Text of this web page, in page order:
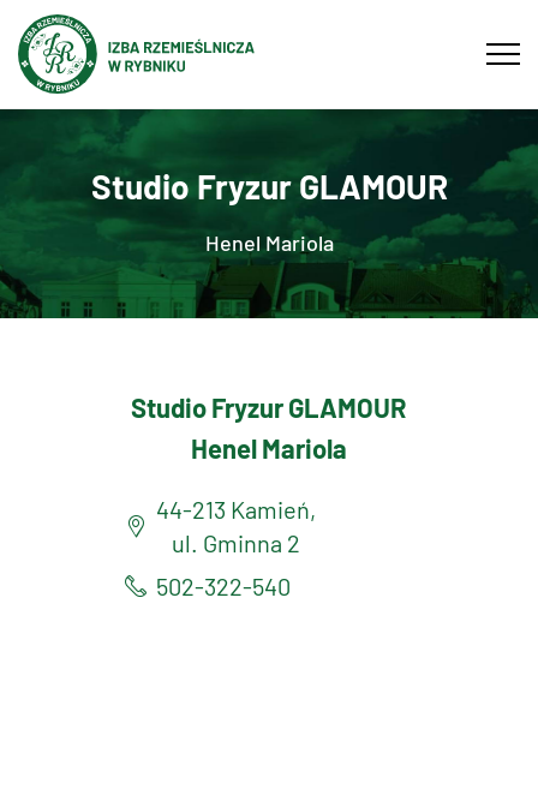
Studio Fryzur GLAMOUR
Henel Mariola
Studio Fryzur GLAMOUR
Henel Mariola
44-213 Kamień,
ul. Gminna 2
502-322-540